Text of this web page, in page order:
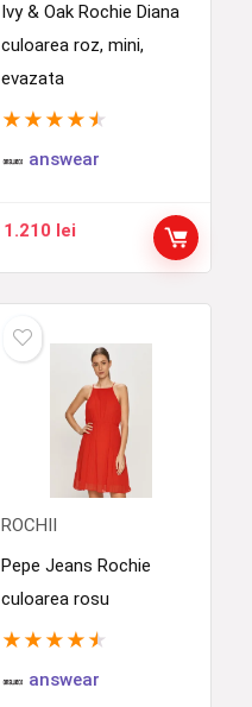
Ivy & Oak Rochie Diana
culoarea roz, mini,
evazata
★ ★ ★ ★ ★
answear
1.210 lei
ROCHII
Pepe Jeans Rochie
culoarea rosu
★ ★ ★ ★ ★
answear